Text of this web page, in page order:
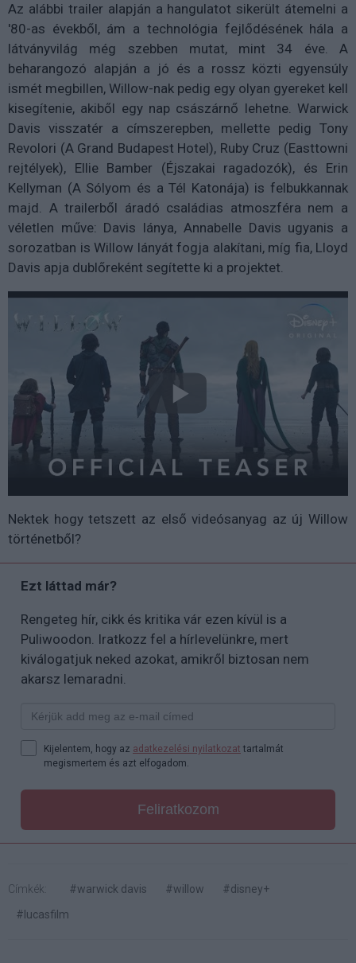
Az alábbi trailer alapján a hangulatot sikerült átemelni a
'80-as évekből, ám a technológia fejlődésének hála a
látványvilág még szebben mutat, mint 34 éve. A
beharangozó alapján a jó és a rossz közti egyensúly
ismét megbillen, Willow-nak pedig egy olyan gyereket kell
kisegítenie, akiből egy nap császárnő lehetne. Warwick
Davis visszatér a címszerepben, mellette pedig Tony
Revolori (A Grand Budapest Hotel), Ruby Cruz (Easttowni
rejtélyek), Ellie Bamber (Éjszakai ragadozók), és Erin
Kellyman (A Sólyom és a Tél Katonája) is felbukkannak
majd. A trailerből áradó családias atmoszféra nem a
véletlen műve: Davis lánya, Annabelle Davis ugyanis a
sorozatban is Willow lányát fogja alakítani, míg fia, Lloyd
Davis apja dublőreként segítette ki a projektet.
Nektek hogy tetszett az első videósanyag az új Willow
történetből?
Ezt láttad már?
Rengeteg hír, cikk és kritika vár ezen kívül is a
Puliwoodon. Iratkozz fel a hírlevelünkre, mert
kiválogatjuk neked azokat, amikről biztosan nem
akarsz lemaradni.
Kijelentem, hogy az adatkezelési nyilatkozat tartalmát
megismertem és azt elfogadom.
Feliratkozom
Címkék: #warwick davis #willow
#disney+
#lucasfilm